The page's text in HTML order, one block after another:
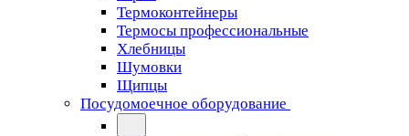
Термоконтейнеры
Термосы профессиональные
Хлебницы
Шумовки
Щипцы
Посудомоечное оборудование